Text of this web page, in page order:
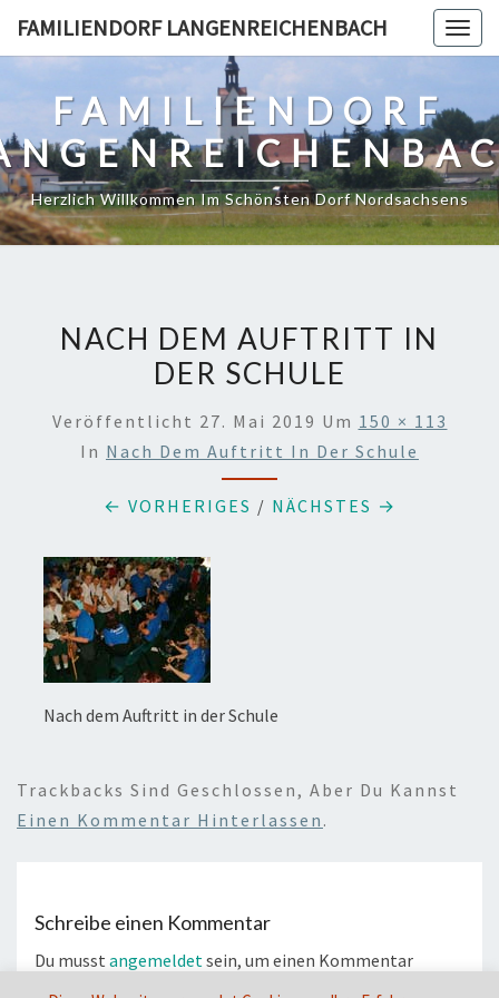
content
FAMILIENDORF LANGENREICHENBACH
FAMILIENDORF
Herzlich Willkommen Im Schönsten Dorf Nordsachsens
NACH DEM AUFTRITT IN
DER SCHULE
Veröffentlicht 27. Mai 2019 Um 150 × 113
In Nach Dem Auftritt In Der Schule
← VORHERIGES / NÄCHSTES →
Nach dem Auftritt in der Schule
Trackbacks Sind Geschlossen, Aber Du Kannst
Einen Kommentar Hinterlassen .
Schreibe einen Kommentar
Du musstangemeldetsein, um einen Kommentar
abzugeben.